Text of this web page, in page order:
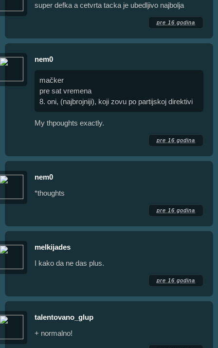
super defka a cetvrta tacka je ubedljivo najbolja
pre 16 godina
nem0
mačker
pre sat vremena
8. oni, (najbrojniji), koji zovu po partijskoj direktivi
My thpoughts exactly.
pre 16 godina
nem0
*thoughts
pre 16 godina
melkijades
I kako da ne das plus.
pre 16 godina
talentovano_glup
+ normalno!